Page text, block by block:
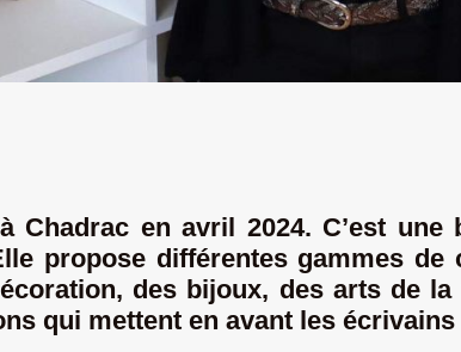
à Chadrac en avril 2024. C’est une
propose différentes gammes
des bijoux, des arts de
qui mettent en avant les